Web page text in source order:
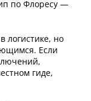
по Флоресу —
логистике, но
Если
гиде,